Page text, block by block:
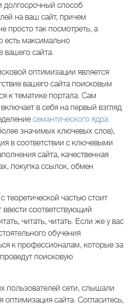
способ
на ваш сайт, причем
просто так посмотреть, а
есть максимально
вашего сайта.
оптимизации является
вашего сайта поисковым
к тематике портала. Сам
в себя на первый взгляд
семантического ядра
значимых ключевых слов),
в соответствии с ключевыми
сайта, качественная
покупка ссылок, обмен
теоретической частью стоит
соответствующий
читать, читать. Если же у вас
обучения
к профессионалам, которые за
поисковую
пользователей сети, слышали
оптимизация сайта. Согласитесь,